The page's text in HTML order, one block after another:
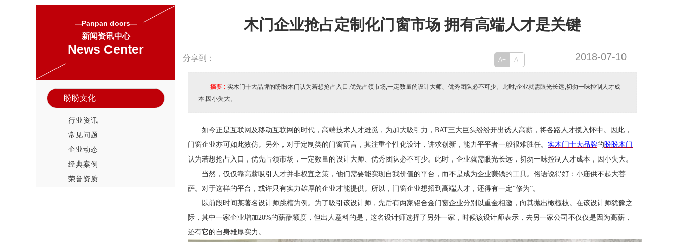
—Panpan doors—
新闻资讯中心
News Center
盼盼文化
行业资讯
常见问题
企业动态
经典案例
荣誉资质
木门企业抢占定制化门窗市场 拥有高端人才是关键
分享到： 2018-07-10
A+ A-
摘要 : 实木门十大品牌的盼盼木门认为若想抢占入口,优先占领市场,一定数量的设计大师、优秀团队必不可少。此时,企业就需眼光长远,切勿一味控制人才成
本,因小失大。
如今正是互联网及移动互联网的时代，高端技术人才难觅，为加大吸引力， BAT三大巨头纷纷开出诱人高薪，将各路人才揽入怀中。因此，
门窗企业亦可如此效仿。另外，对于定制类的门窗而言，其注重个性化设计，讲求创新，能力平平者一般很难胜任。 实木门十大品牌的盼盼木门
认为若想抢占入口，优先占领市场，一定数量的设计大师、优秀团队必不可少。此时，企业就需眼光长远，切勿一味控制人才成本，因小失大。
当然，仅仅靠高薪吸引人才并非权宜之策，他们需要能实现自我价值的平台，而不是成为企业赚钱的工具。俗语说得好：小庙供不起大菩
萨。对于这样的平台，或许只有实力雄厚的企业才能提供。所以，门窗企业想招到高端人才，还得有一定“修为”。
以前段时间某著名设计师跳槽为例。为了吸引该设计师，先后有两家铝合金门窗企业分别以重金相邀，向其抛出橄榄枝。在该设计师犹豫之
际，其中一家企业增加20%的薪酬额度，但出人意料的是，这名设计师选择了另外一家，时候该设计师表示，去另一家公司不仅仅是因为高薪，
还有它的自身雄厚实力。